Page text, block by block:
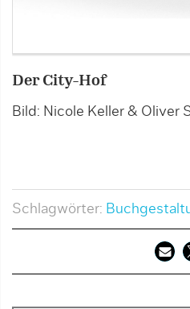
Der City-Hof
Bild: Nicole Keller & Oliver
Schlagwörter: